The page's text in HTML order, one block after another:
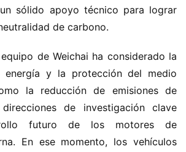
sólido apoyo técnico para lograr
de carbono.
de Weichai ha considerado la
energía y la protección del medio
la reducción de emisiones de
de investigación clave
futuro de los motores de
En ese momento, los vehículos